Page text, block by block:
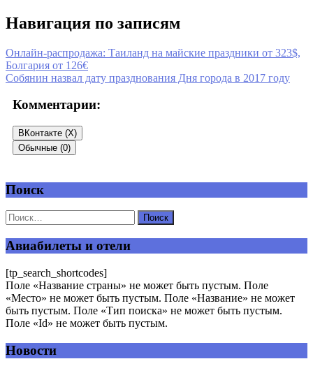
Навигация по записям
Онлайн-распродажа: Таиланд на майские праздники от 323$,
Болгария от 126€
Собянин назвал дату празднования Дня города в 2017 году
Комментарии:
ВКонтакте (X)
Обычные (0)
Добавить комментарий
Ваш адрес email не будет опубликован.
Поиск
Авиабилеты и отели
[tp_search_shortcodes]
Поле «Название страны» не может быть пустым. Поле
«Место» не может быть пустым. Поле «Название» не может
быть пустым. Поле «Тип поиска» не может быть пустым.
Поле «Id» не может быть пустым.
Новости